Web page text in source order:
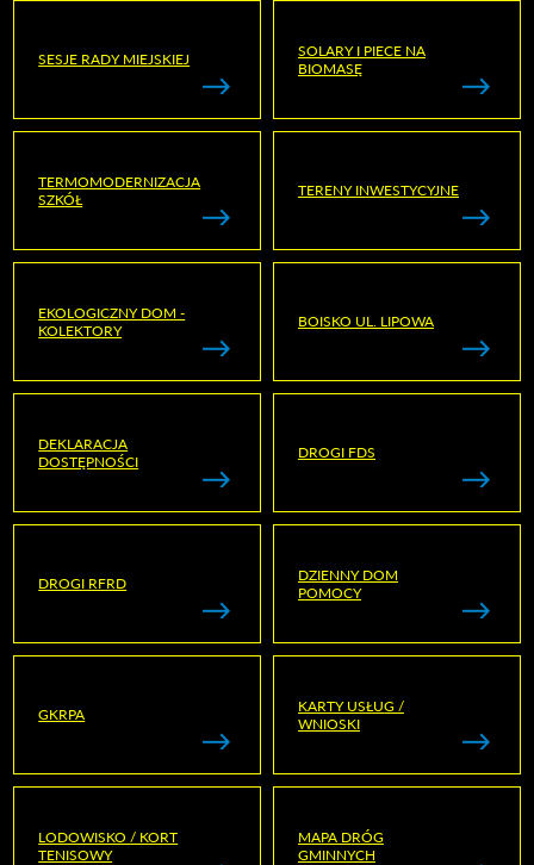
SESJE RADY MIEJSKIEJ
SOLARY I PIECE NA
BIOMASĘ
TERMOMODERNIZACJA
SZKÓŁ
TERENY INWESTYCYJNE
EKOLOGICZNY DOM -
KOLEKTORY
BOISKO UL. LIPOWA
DEKLARACJA
DOSTĘPNOŚCI
DROGI FDS
DROGI RFRD
DZIENNY DOM
POMOCY
GKRPA
KARTY USŁUG /
WNIOSKI
LODOWISKO / KORT
TENISOWY
MAPA DRÓG
GMINNYCH